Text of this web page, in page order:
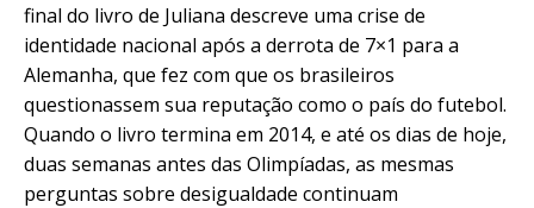
final do livro de Juliana descreve uma crise de
identidade nacional após a derrota de 7×1 para a
Alemanha, que fez com que os brasileiros
questionassem sua reputação como o país do futebol.
Quando o livro termina em 2014, e até os dias de hoje,
duas semanas antes das Olimpíadas, as mesmas
perguntas sobre desigualdade continuam